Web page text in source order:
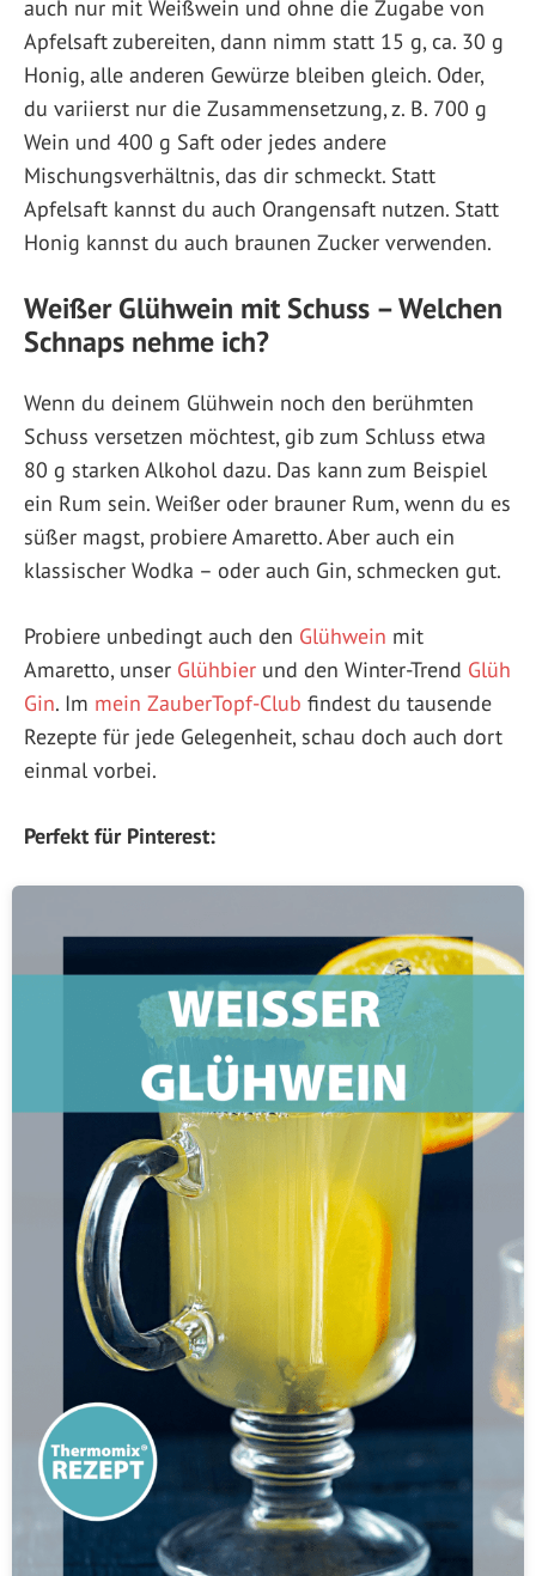
auch nur mit Weißwein und ohne die Zugabe von
Apfelsaft zubereiten, dann nimm statt 15 g, ca. 30 g
Honig, alle anderen Gewürze bleiben gleich. Oder,
du variierst nur die Zusammensetzung, z. B. 700 g
Wein und 400 g Saft oder jedes andere
Mischungsverhältnis, das dir schmeckt. Statt
Apfelsaft kannst du auch Orangensaft nutzen. Statt
Honig kannst du auch braunen Zucker verwenden.
Weißer Glühwein mit Schuss – Welchen
Schnaps nehme ich?
Wenn du deinem Glühwein noch den berühmten
Schuss versetzen möchtest, gib zum Schluss etwa
80 g starken Alkohol dazu. Das kann zum Beispiel
ein Rum sein. Weißer oder brauner Rum, wenn du es
süßer magst, probiere Amaretto. Aber auch ein
klassischer Wodka – oder auch Gin, schmecken gut.
Probiere unbedingt auch den Glühwein mit
Amaretto, unser Glühbier und den Winter-Trend Glüh
Gin. Im mein ZauberTopf-Club findest du tausende
Rezepte für jede Gelegenheit, schau doch auch dort
einmal vorbei.
Perfekt für Pinterest: